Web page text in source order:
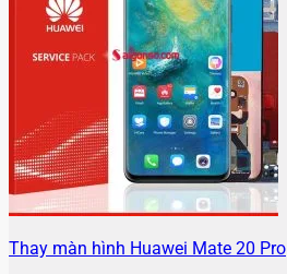
Thay màn hình Huawei Mate 20 Pro